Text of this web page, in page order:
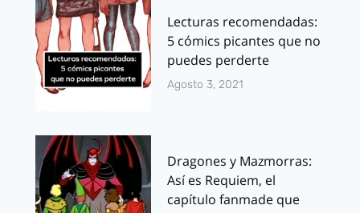
Lecturas recomendadas:
5 cómics picantes que no
puedes perderte
Agosto 3, 2021
Dragones y Mazmorras:
Así es Requiem, el
capítulo fanmade que